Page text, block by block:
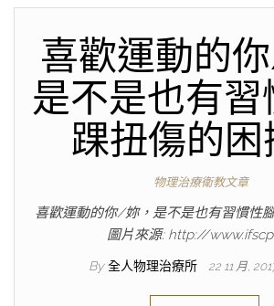
喜歡運動的
是不是也有習
踝扭傷的困
物理治療衛教文章
喜歡運動的你/妳，是不是也有習慣性
圖片來源: http://
By 全人物理治療所 22 11 月,